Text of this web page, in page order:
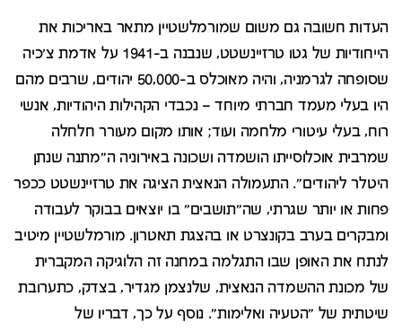
העדות חשובה גם משום שמורמלשטיין מתאר באריכות את
הייחודיות של גטו טרזיינשטט, שנבנה ב-1941 על אדמת צ'כיה
שסופחה לגרמניה, והיה מאוכלס ב-50,000 יהודים, שרבים מהם
היו בעלי מעמד חברתי מיוחד – נכבדי הקהילות היהודיות, אנשי
רוח, בעלי עיטורי מלחמה ועוד; אותו מקום מעורר חלחלה
שמרבית אוכלוסייתו הושמדה ושכונה באירוניה ה"מתנה שנתן
היטלר ליהודים". התעמולה הנאצית הציגה את טרזיינשטט ככפר
פחות או יותר שגרתי, שה"תושבים" בו יוצאים בבוקר לעבודה
ומבקרים בערב בקונצרט או בהצגת תאטרון. מורמלשטיין מיטיב
לנתח את האופן שבו התגלמה במחנה זה הלוגיקה המקברית
של מכונת ההשמדה הנאצית, שלנצמן מגדיר, בצדק, כתערובת
שיטתית של "הטעיה ואלימות". נוסף על כך, דבריו של